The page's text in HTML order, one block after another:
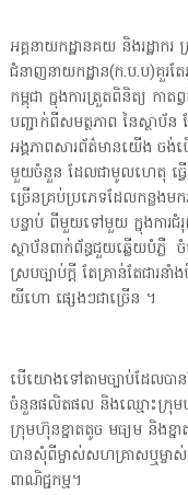
អគ្គនាយកដ្ឋានគយ និងរដ្ឋាក
ជំនាញនាយកដ្ឋាន(ក.ប.ប)គួរត
កម្ពុជា ក្នុងការត្រួតពិនិត្យ កា
បញ្ជាក់ពីសមត្ថភាព នៃស្ថាប័
អង្គភាពសារព័ត៌មានយើង ចង់
មួយចំនួន ដែលជាមូលហេតុ ធ្
ច្រើនគ្រប់ប្រភេទដែលកន្លងមក
បន្ទាប់ ពីមួយទៅមួយ ក្នុងការជំរុ
ស្ថាប័នពាក់ព័ន្ធជួយឆ្លើយបំភ្លឺ
ស្របច្បាប់ក្តី តែគ្រាន់តែជា
យីហោ ផ្សេងៗជាច្រើន ។
បើយោងទៅតាមច្បាប់ដែលបា
ចំនួនផលិតផល និងឈ្មោះក្រុម
ក្រុមហ៊ុនខ្នាតតូច មធ្យម និងខ្ន
បានសុំពីម្ចាស់សហគ្រាសឬម្ច
ពាណិជ្ជកម្ម។